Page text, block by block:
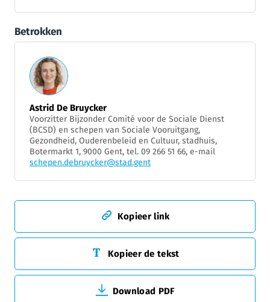
Betrokken
Astrid De Bruycker
Voorzitter Bijzonder Comité voor de Sociale Dienst
(BCSD) en schepen van Sociale Vooruitgang,
Gezondheid, Ouderenbeleid en Cultuur, stadhuis,
Botermarkt 1, 9000 Gent, tel. 09 266 51 66, e-mail
schepen.debruycker@stad.gent
Kopieer link
Kopieer de tekst
Download PDF